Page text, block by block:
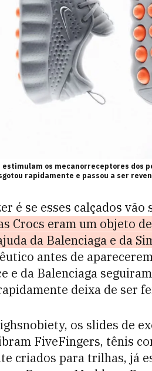
estimulam os mecanorreceptores dos
rapidamente e passou a ser
é se esses calçados vão
Crocs eram um objeto
da Balenciaga e da
antes de
e da Balenciaga
deixa de ser
os slides de
FiveFingers, tênis
criados para trilhas, já